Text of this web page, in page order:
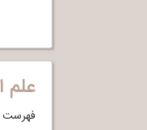
علم
فهرست